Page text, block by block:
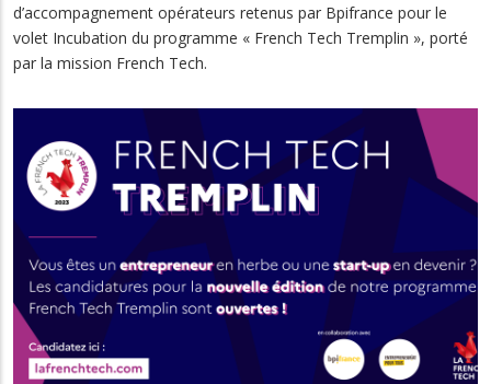
d’accompagnement opérateurs retenus par Bpifrance pour le
volet Incubation du programme « French Tech Tremplin », porté
par la mission French Tech.